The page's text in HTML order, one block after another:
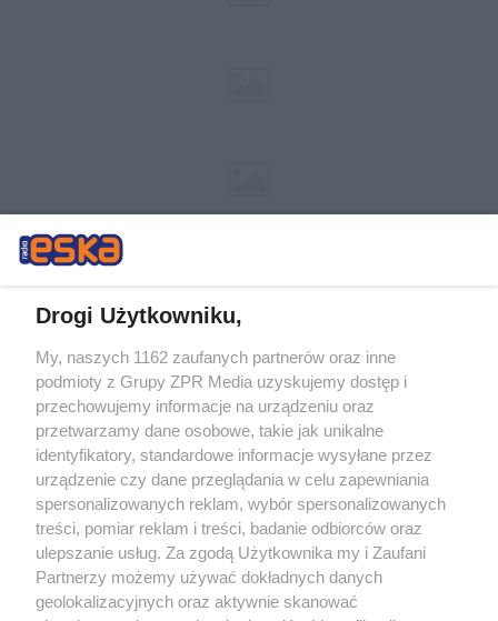
Żaden utwór zamieszczony w serwisie nie może być powielany i
rozpowszechniany lub dalej rozpowszechniany w jakikolwiek sposób (w
tym także elektroniczny lub mechaniczny) na jakimkolwiek polu
eksploatacji w jakiejkolwiek formie, włącznie z umieszczaniem w
Internecie bez pisemnej zgody właściciela praw. Jakiekolwiek użycie lub
wykorzystanie utworów w całości lub w części z naruszeniem prawa,
tzn. bez właściwej zgody, jest zabronione pod groźbą kary i może być
ścigane prawnie.
Drogi Użytkowniku,
My, naszych 1162 zaufanych partnerów oraz inne
podmioty z Grupy ZPR Media uzyskujemy dostęp i
przechowujemy informacje na urządzeniu oraz
przetwarzamy dane osobowe, takie jak unikalne
identyfikatory, standardowe informacje wysyłane przez
urządzenie czy dane przeglądania w celu zapewniania
spersonalizowanych reklam, wybór spersonalizowanych
treści, pomiar reklam i treści, badanie odbiorców oraz
ulepszanie usług. Za zgodą Użytkownika my i Zaufani
Partnerzy możemy używać dokładnych danych
geolokalizacyjnych oraz aktywnie skanować